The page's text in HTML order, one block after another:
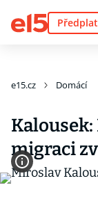
e15.cz Domácí
migraci